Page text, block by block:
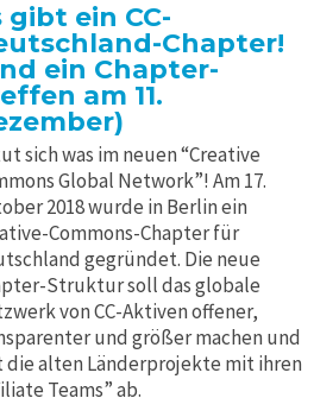
gibt ein CC-
Chapter!
ein Chapter-
am 11.
sich was im neuen “Creative
Global Network”! Am 17.
2018 wurde in Berlin ein
Commons-Chapter für
gegründet. Die neue
Struktur soll das globale
von CC-Aktiven offener,
und größer machen und
die alten Länderprojekte mit ihren
Teams” ab.